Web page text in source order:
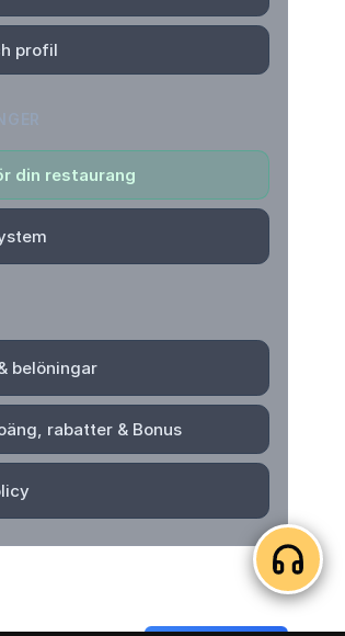
profil
din restaurang
belöningar
rabatter & Bonus